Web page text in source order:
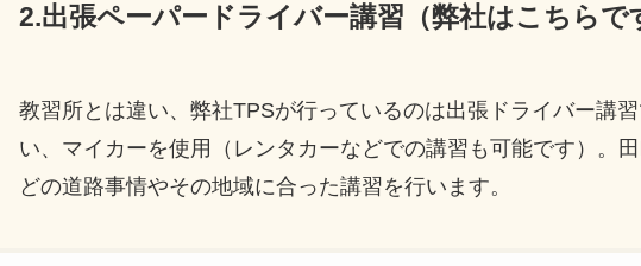
2.出張ペーパードライバー講習（弊社はこちらで
教習所とは違い、弊社TPSが行っているのは出張ドライバー講
い、マイカーを使用（レンタカーなどでの講習も可能です）。
どの道路事情やその地域に合った講習を行います。